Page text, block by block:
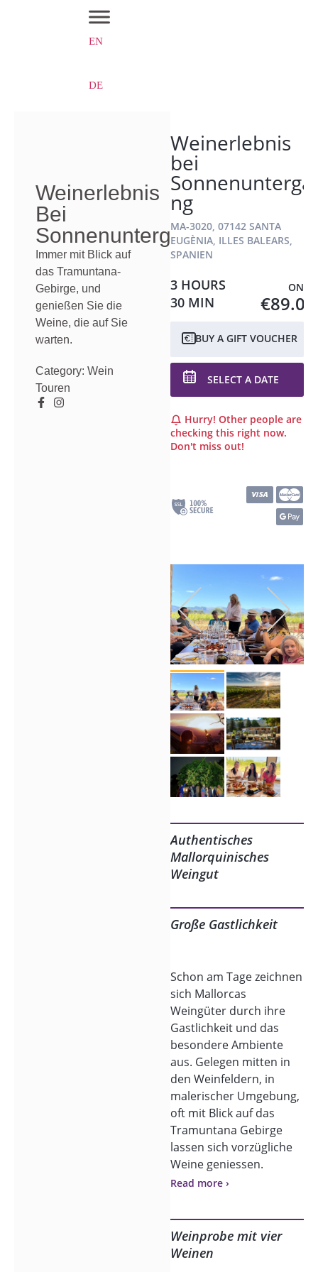
EN
DE
Weinerlebnis
Bei
Sonnenuntergang
Immer mit Blick auf
das Tramuntana-
Gebirge, und
genießen Sie die
Weine, die auf Sie
warten.
Category: Wein
Touren
Weinerlebnis
bei
Sonnenunterga
ng
MA-3020, 07142 SANTA
EUGÈNIA, ILLES BALEARS,
SPANIEN
ONLY
€89.00
3 HOURS
30 MIN
BUY A GIFT VOUCHER
SELECT A DATE
Hurry! Other people are
checking this right now.
Don't miss out!
Authentisches
Mallorquinisches
Weingut
Große Gastlichkeit
Schon am Tage zeichnen
sich Mallorcas
Weingüter durch ihre
Gastlichkeit und das
besondere Ambiente
aus. Gelegen mitten in
den Weinfeldern, in
malerischer Umgebung,
oft mit Blick auf das
Tramuntana Gebirge
lassen sich vorzügliche
Weine geniessen.
Bislang gab es keine
dieser Orte zum
Sonnenunergang oder
Read more ›
Weinprobe mit vier
Weinen